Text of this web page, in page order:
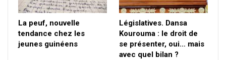
La peuf, nouvelle
tendance chez les
jeunes guinéens
Législatives. Dansa
Kourouma : le droit de
se présenter, oui… mais
avec quel bilan ?